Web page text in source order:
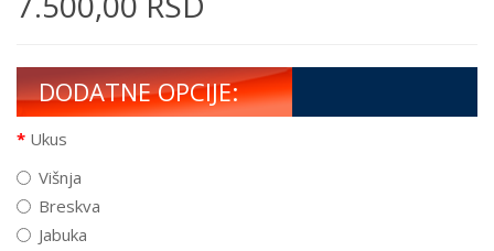
DODATNE OPCIJE:
Ukus
Višnja
Breskva
Jabuka